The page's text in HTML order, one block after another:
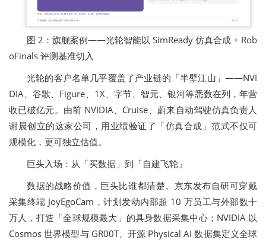
图 2：旗舰案例——光轮智能以 SimReady 仿真合成 + Rob
oFinals 评测基准切入
光轮的客户名单几乎覆盖了产业链的「半壁江山」——NVI
DIA、谷歌、Figure、1X、字节、智元、银河等悉数在列，年营
收已破亿元。由前 NVIDIA、Cruise、蔚来自动驾驶仿真负责人
谢晨创立的这家公司，用业绩验证了「仿真合成」范式不仅可
规模化，更可独立估值。
巨头入场：从「买数据」到「自建飞轮」
数据的战略价值，巨头比谁都清楚。京东发布自研可穿戴
采集终端 JoyEgoCam，计划发动内部超 10 万员工与外部数十
万人，打造「全球规模最大」的具身数据采集中心；NVIDIA 以
Cosmos 世界模型与 GR00T、开源 Physical AI 数据集定义全球